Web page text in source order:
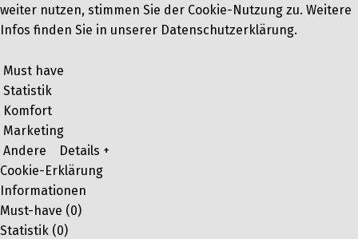
weiter nutzen, stimmen Sie der Cookie-Nutzung zu. Weitere
Infos finden Sie in unserer Datenschutzerklärung.
Must have
Statistik
Komfort
Marketing
Andere
Details +
Cookie-Erklärung
Informationen
Must-have (0)
Statistik (0)